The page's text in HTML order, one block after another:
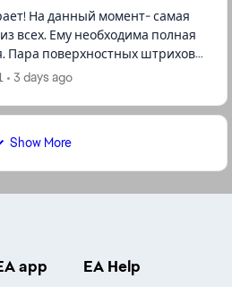
На данный момент- самая
полная
Пара поверхностных штрихов
заиграет новыми
3 days ago
Show More
app EA Help